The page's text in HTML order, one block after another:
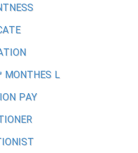
MONTHES L
PAY